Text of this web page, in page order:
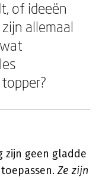
of ideeën
allemaal
zijn geen gladde
Ze zijn